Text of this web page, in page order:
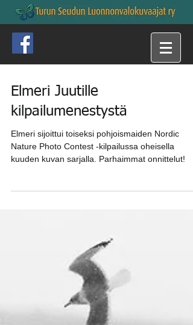
Elmeri Juutille
kilpailumenestystä
Elmeri sijoittui toiseksi pohjoismaiden Nordic
Nature Photo Contest -kilpailussa oheisella
kuuden kuvan sarjalla. Parhaimmat onnittelut!